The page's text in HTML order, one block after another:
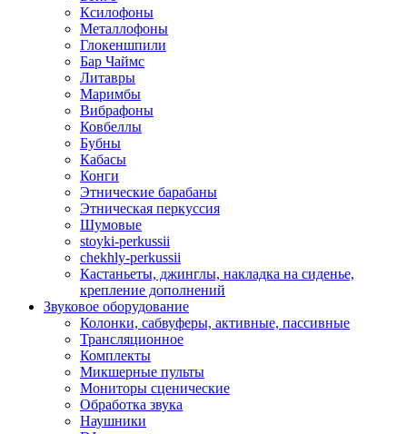
Ксилофоны
Металлофоны
Глокеншпили
Бар Чаймс
Литавры
Маримбы
Вибрафоны
Ковбеллы
Бубны
Кабасы
Конги
Этнические барабаны
Этническая перкуссия
Шумовые
stoyki-perkussii
chekhly-perkussii
Кастаньеты, джинглы, накладка на сиденье,
крепление дополнений
Звуковое оборудование
Колонки, сабвуферы, активные, пассивные
Трансляционное
Комплекты
Микшерные пульты
Мониторы сценические
Обработка звука
Наушники